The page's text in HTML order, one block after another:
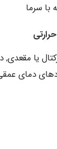
با سرما
یا
دمای